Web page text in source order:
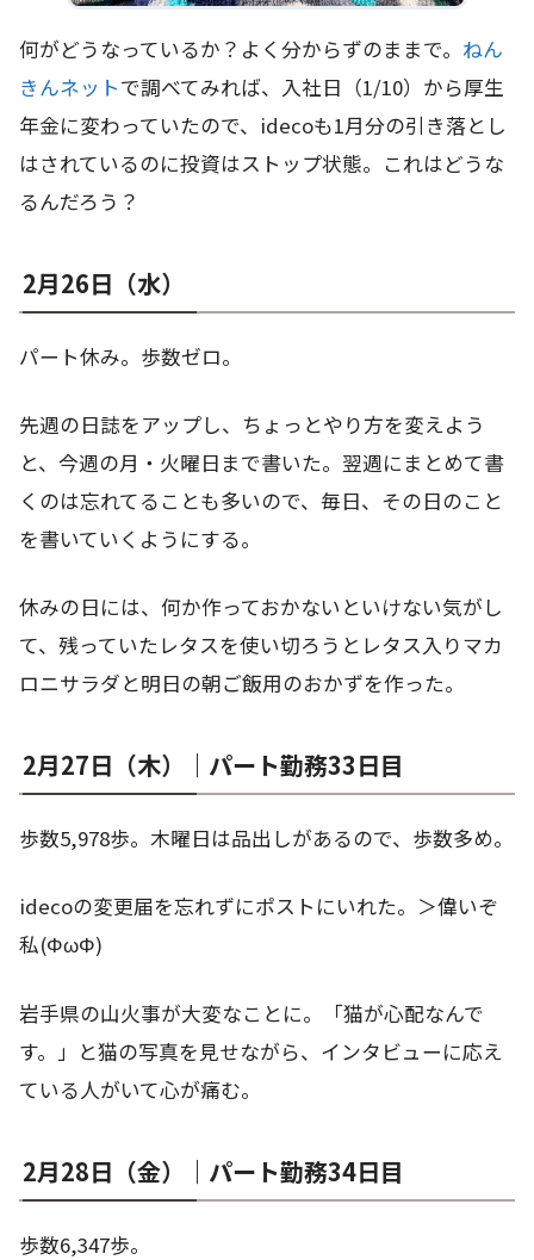
何がどうなっているか？よく分からずのままで。 ねん
きんネットで調べてみれば、入社日（1/10）から厚生
年金に変わっていたので、idecoも1月分の引き落とし
はされているのに投資はストップ状態。これはどうな
るんだろう？
2月26日（水）
パート休み。歩数ゼロ。
先週の日誌をアップし、ちょっとやり方を変えよう
と、今週の月・火曜日まで書いた。翌週にまとめて書
くのは忘れてることも多いので、毎日、その日のこと
を書いていくようにする。
休みの日には、何か作っておかないといけない気がし
て、残っていたレタスを使い切ろうとレタス入りマカ
ロニサラダと明日の朝ご飯用のおかずを作った。
2月27日（木）｜パート勤務33日目
歩数5,978歩。木曜日は品出しがあるので、歩数多め。
idecoの変更届を忘れずにポストにいれた。＞偉いぞ
私(ΦωΦ)
岩手県の山火事が大変なことに。「猫が心配なんで
す。」と猫の写真を見せながら、インタビューに応え
ている人がいて心が痛む。
2月28日（金）｜パート勤務34日目
歩数6,347歩。